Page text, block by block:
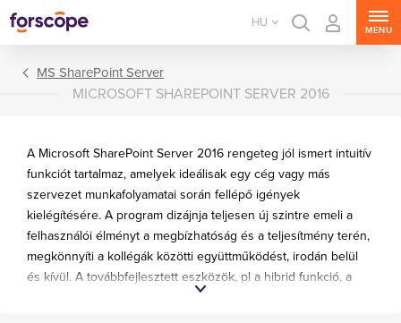
HU
MENU
MS Windows Server
MS SharePoint Server
MICROSOFT SHAREPOINT SERVER 2016
A Microsoft SharePoint Server 2016 rengeteg jól ismert intuitív
funkciót tartalmaz, amelyek ideálisak egy cég vagy más
szervezet munkafolyamatai során fellépő igények
kielégítésére. A program dizájnja teljesen új szintre emeli a
felhasználói élményt a megbízhatóság és a teljesítmény terén,
megkönnyíti a kollégák közötti együttműködést, irodán belül
és kívül. A továbbfejlesztett eszközök, pl a hibrid funkció, a
hozzáférési funkció, a könyvtárakhoz való hozzáférés és más